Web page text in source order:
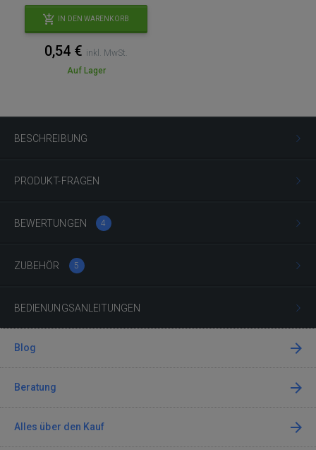
BESCHREIBUNG
PRODUKT-FRAGEN
BEWERTUNGEN 4
ZUBEHÖR 5
BEDIENUNGSANLEITUNGEN
IN DEN WARENKORB
0,54 € inkl. MwSt.
Auf Lager
Blog
Beratung
Alles über den Kauf